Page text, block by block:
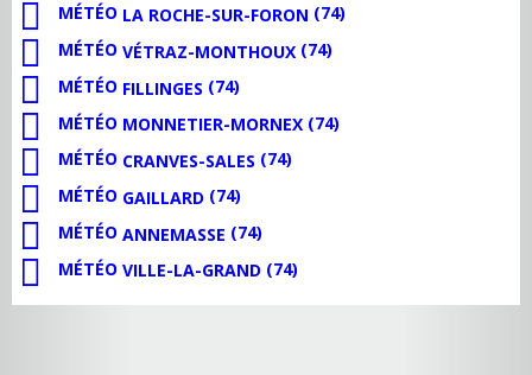
MÉTÉO LA ROCHE-SUR-FORON (74)
MÉTÉO VÉTRAZ-MONTHOUX (74)
MÉTÉO FILLINGES (74)
MÉTÉO MONNETIER-MORNEX (74)
MÉTÉO CRANVES-SALES (74)
MÉTÉO GAILLARD (74)
MÉTÉO ANNEMASSE (74)
MÉTÉO VILLE-LA-GRAND (74)